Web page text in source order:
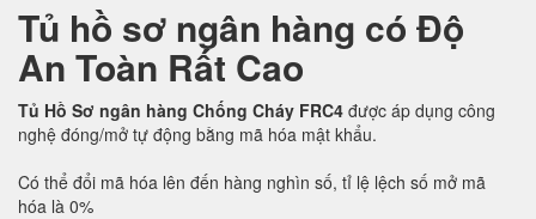
Tủ hồ sơ ngân hàng có Độ
An Toàn Rất Cao
Tủ Hồ Sơ ngân hàng Chống Cháy FRC4 được áp dụng công
nghệ đóng/mở tự động bằng mã hóa mật khẩu.
Có thể đổi mã hóa lên đến hàng nghìn số, tỉ lệ lệch số mở mã
hóa là 0%